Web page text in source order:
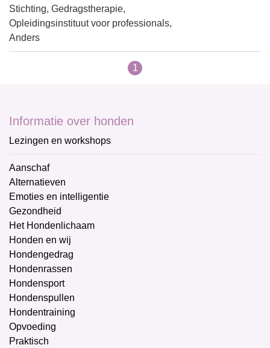
Stichting, Gedragstherapie,
Opleidingsinstituut voor professionals,
Anders
1
Informatie over honden
Lezingen en workshops
Aanschaf
Alternatieven
Emoties en intelligentie
Gezondheid
Het Hondenlichaam
Honden en wij
Hondengedrag
Hondenrassen
Hondensport
Hondenspullen
Hondentraining
Opvoeding
Praktisch